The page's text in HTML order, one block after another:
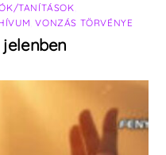
TANÍTÁSOK
,VONZÁS TÖRVÉNYE